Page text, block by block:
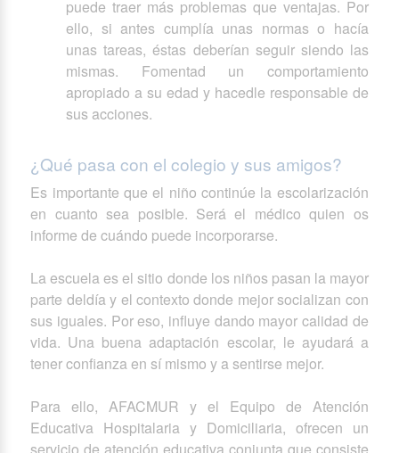
puede traer más problemas que ventajas. Por
ello, si antes cumplía unas normas o hacía
unas tareas, éstas deberían seguir siendo las
mismas. Fomentad un comportamiento
apropiado a su edad y hacedle responsable de
sus acciones.
¿Qué pasa con el colegio y sus amigos?
Es importante que el niño continúe la escolarización
en cuanto sea posible. Será el médico quien os
informe de cuándo puede incorporarse.
La escuela es el sitio donde los niños pasan la mayor
parte deldía y el contexto donde mejor socializan con
sus iguales. Por eso, influye dando mayor calidad de
vida. Una buena adaptación escolar, le ayudará a
tener confianza en sí mismo y a sentirse mejor.
Para ello, AFACMUR y el Equipo de Atención
Educativa Hospitalaria y Domiciliaria, ofrecen un
servicio de atención educativa conjunta que consiste